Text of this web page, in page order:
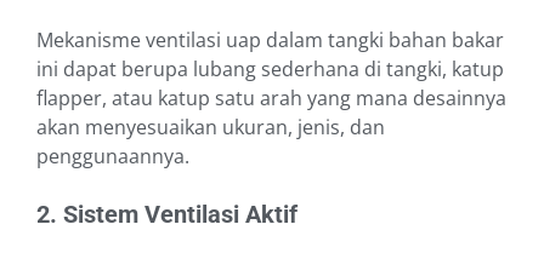
Mekanisme ventilasi uap dalam tangki bahan bakar
ini dapat berupa lubang sederhana di tangki, katup
flapper, atau katup satu arah yang mana desainnya
akan menyesuaikan ukuran, jenis, dan
penggunaannya.
2. Sistem Ventilasi Aktif